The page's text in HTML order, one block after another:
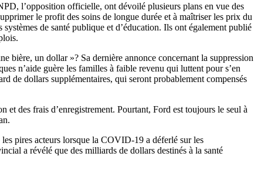
l’opposition officielle, ont dévoilé plusieurs plans en vue des
le profit des soins de longue durée et à maîtriser les prix du
de santé publique et d’éducation. Ils ont également publié
bière, un dollar »? Sa dernière annonce concernant la suppression
n’aide guère les familles à faible revenu qui luttent pour s’en
de dollars supplémentaires, qui seront probablement compensés
des frais d’enregistrement. Pourtant, Ford est toujours le seul à
pires acteurs lorsque la COVID‑19 a déferlé sur les
a révélé que des milliards de dollars destinés à la santé